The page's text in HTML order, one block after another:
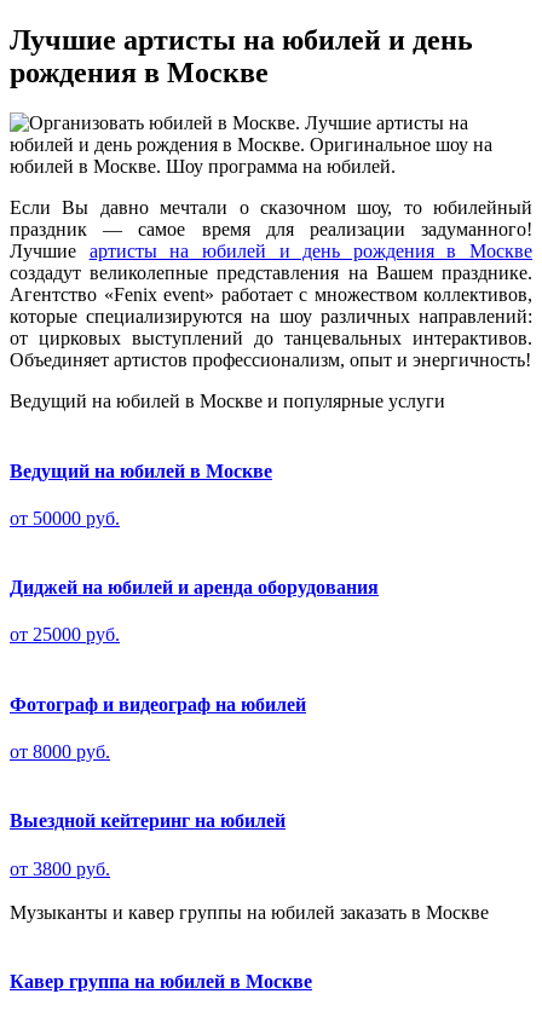
Лучшие артисты на юбилей и день
рождения в Москве
Если Вы давно мечтали о сказочном шоу, то юбилейный
праздник — самое время для реализации задуманного!
Лучшие артисты на юбилей и день рождения в Москве
создадут великолепные представления на Вашем празднике.
Агентство «Fenix event» работает с множеством коллективов,
которые специализируются на шоу различных направлений:
от цирковых выступлений до танцевальных интерактивов.
Объединяет артистов профессионализм, опыт и энергичность!
Ведущий на юбилей в Москве и популярные услуги
Ведущий на юбилей в Москве
от 50000 руб.
Диджей на юбилей и аренда оборудования
от 25000 руб.
Фотограф и видеограф на юбилей
от 8000 руб.
Выездной кейтеринг на юбилей
от 3800 руб.
Музыканты и кавер группы на юбилей заказать в Москве
Кавер группа на юбилей в Москве